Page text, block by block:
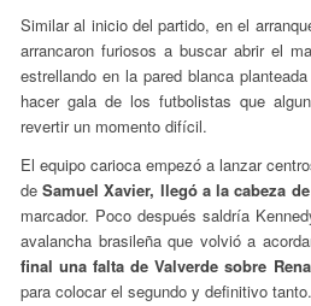
Similar al inicio del partido, en el
arrancaron furiosos a buscar abrir el
estrellando en la pared blanca
hacer gala de los futbolistas que
revertir un momento difícil.
El equipo carioca empezó a lanzar
deSamuel Xavier, llegó a la cabeza
marcador. Poco después saldría
avalancha brasileña que volvió a
final una falta de Valverde sobre
para colocar el segundo y definitivo tanto.